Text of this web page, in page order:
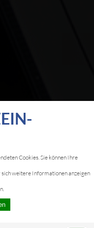
Cookies. Sie können Ihre
weitere Informationen anzeigen